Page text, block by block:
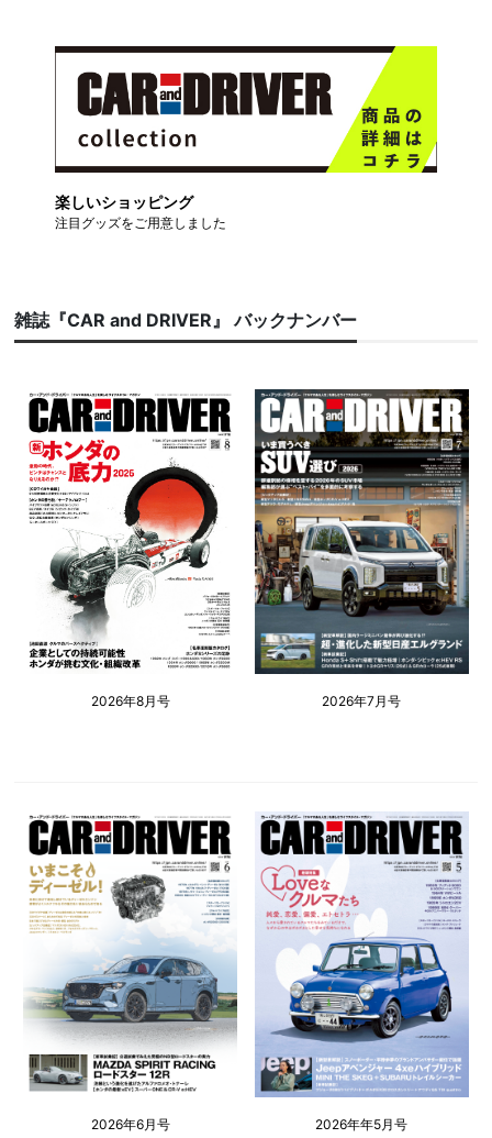
楽しいショッピング
注目グッズをご用意しました
雑誌『CAR and DRIVER』 バックナンバー
2026年8月号 2026年7月号
2026年6月号 2026年年5月号